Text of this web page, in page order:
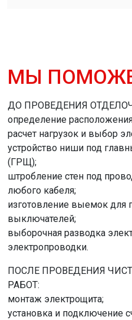
МЫ
ДО ПРОВЕДЕНИЯ
определение
расчет нагрузок и выбор
устройство ниши под
(ГРЩ);
штробление стен под
любого кабеля;
изготовление выемок для
выключателей;
выборочная разводка
электропроводки.
ПОСЛЕ ПРОВЕДЕНИЯ
РАБОТ:
монтаж электрощита;
установка и подключение